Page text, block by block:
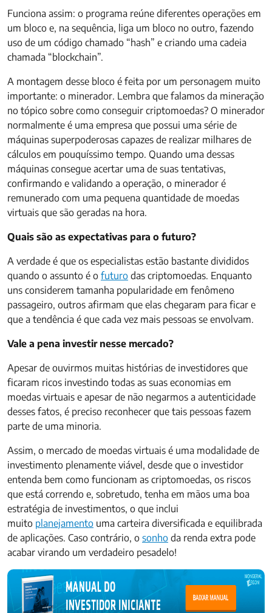
Funciona assim: o programa reúne diferentes operações em
um bloco e, na sequência, liga um bloco no outro, fazendo
uso de um código chamado “hash” e criando uma cadeia
chamada “blockchain”.
A montagem desse bloco é feita por um personagem muito
importante: o minerador. Lembra que falamos da mineração
no tópico sobre como conseguir criptomoedas? O minerador
normalmente é uma empresa que possui uma série de
máquinas superpoderosas capazes de realizar milhares de
cálculos em pouquíssimo tempo. Quando uma dessas
máquinas consegue acertar uma de suas tentativas,
confirmando e validando a operação, o minerador é
remunerado com uma pequena quantidade de moedas
virtuais que são geradas na hora.
Quais são as expectativas para o futuro?
A verdade é que os especialistas estão bastante divididos
quando o assunto é o futuro das criptomoedas. Enquanto
uns considerem tamanha popularidade em fenômeno
passageiro, outros afirmam que elas chegaram para ficar e
que a tendência é que cada vez mais pessoas se envolvam.
Vale a pena investir nesse mercado?
Apesar de ouvirmos muitas histórias de investidores que
ficaram ricos investindo todas as suas economias em
moedas virtuais e apesar de não negarmos a autenticidade
desses fatos, é preciso reconhecer que tais pessoas fazem
parte de uma minoria.
Assim, o mercado de moedas virtuais é uma modalidade de
investimento plenamente viável, desde que o investidor
entenda bem como funcionam as criptomoedas, os riscos
que está correndo e, sobretudo, tenha em mãos uma boa
estratégia de investimentos, o que inclui
muito planejamento uma carteira diversificada e equilibrada
de aplicações. Caso contrário, o sonho da renda extra pode
acabar virando um verdadeiro pesadelo!